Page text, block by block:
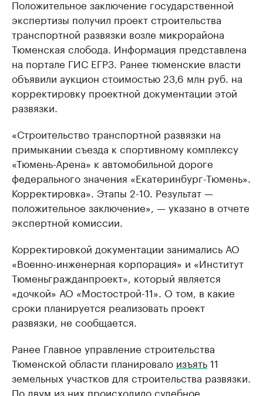
Положительное заключение государственной
экспертизы получил проект строительства
транспортной развязки возле микрорайона
Тюменская слобода. Информация представлена
на портале ГИС ЕГРЗ. Ранее тюменские власти
объявили аукцион стоимостью 23,6 млн руб. на
корректировку проектной документации этой
развязки.
«Строительство транспортной развязки на
примыкании съезда к спортивному комплексу
«Тюмень-Арена» к автомобильной дороге
федерального значения «Екатеринбург-Тюмень».
Корректировка». Этапы 2-10. Результат —
положительное заключение», — указано в отчете
экспертной комиссии.
Корректировкой документации занимались АО
«Военно-инженерная корпорация» и «Институт
Тюменьгражданпроект», который является
«дочкой» АО «Мостострой-11». О том, в какие
сроки планируется реализовать проект
развязки, не сообщается.
Ранее Главное управление строительства
Тюменской области планировало изъять11
земельных участков для строительства развязки.
По двум из них происходило судебное